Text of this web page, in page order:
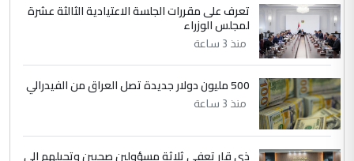
الموضوع :
بين الإهمال واغتصاب الأرض.. بلاد
الرافدين تعاني الجفاف والتصحر!!
تعرف على مقررات الجلسة الاعتيادية الثالثة عشرة
لمجلس الوزراء
منذ 3 ساعة
500 مليون دولار جديدة تصل العراق من الفيدرالي
منذ 3 ساعة
ذي قار تعفي ثلاثة مسؤولين صحيين وتحيلهم إلى